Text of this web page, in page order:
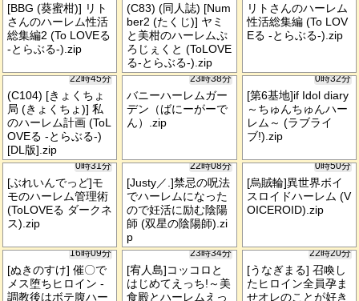
イッてもイッてもまだまだ精子が欲しい…とチ◯ポに縋りつくド淫乱で甘
サドな奥さんと背徳性交【結婚7年目 坂本さん 29歳】 #39
[BBG (葵蜜柑)] リト
さんのハーレム性活
総集編2 (To LOVEる
-とらぶる-).zip
(C83) (同人誌) [Num
ber2 (たくじ)] ヤミ
と美柑のハーレムぷ
ろじぇくと (ToLOVE
る-とらぶる-).zip
リトさんのハーレム
性活総集編 (To LOV
Eる -とらぶる-).zip
22時45分
(C104) [きょくちょ
局 (きょくちょ)] 私
のハーレム計画 (ToL
OVEる -とらぶる-)
[DL版].zip
23時38分
バニーハーレムガー
デン（ばにーがーで
ん）.zip
0時32分
[第6基地]if Idol diary
～ちゅんちゅんハー
レム～ (ラブライ
ブ!).zip
0時31分
[ぶれいんでっど]モ
モのハーレム管理術
(ToLOVEる ダークネ
ス).zip
22時08分
[Justy／.]禁忌の呪法
でハーレムになった
ので妊活に励む陰陽
師 (双星の陰陽師).zi
p
0時50分
[烏賊輪]異世界ボイ
スロイドハーレム (V
OICEROID).zip
16時09分
[ぬきのすけ] 催〇で
メス堕ちヒロイン -
調教後はボテ腹ハー
23時34分
[宥人島]コッコロと
はじめてえっち!～美
食殿とハーレムえっ
22時20分
[うなぎまる] 召喚し
たヒロイン全員孕ま
せオレのことが好き